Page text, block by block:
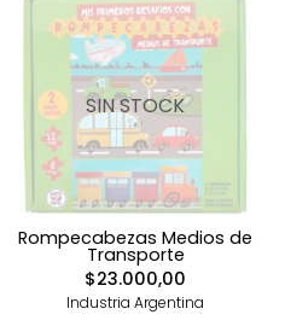
SIN STOCK
Rompecabezas Medios de
Transporte
$23.000,00
Industria Argentina